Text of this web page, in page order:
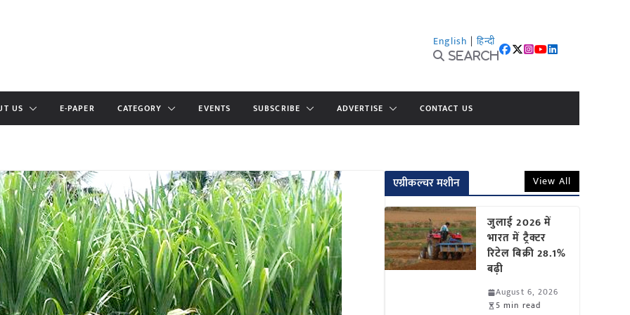
English | हिन्दी
Search
US E-PAPER CATEGORY EVENTS SUBSCRIBE ADVERTISE CONTACT US
एग्रीकल्चर मशीन View All
जुलाई 2026 में
भारत में ट्रैक्टर
रिटेल बिक्री 28.1%
बढ़ी
August 6, 2026
5 min read